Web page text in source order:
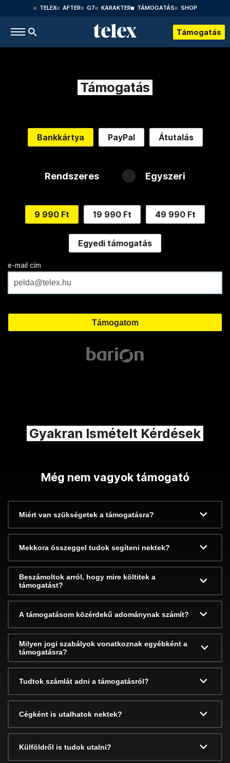
TELEX AFTER G7 KARAKTER TÁMOGATÁS SHOP
Támogatás
Támogatás
Bankkártya PayPal Átutalás
Rendszeres Egyszeri
9 990 Ft 19 990 Ft 49 990 Ft
Egyedi támogatás
e-mail cím
Gyakran Ismételt Kérdések
Még nem vagyok támogató
Miért van szükségetek a támogatásra?
Mekkora összeggel tudok segíteni nektek?
Beszámoltok arról, hogy mire költitek a
támogatást?
A támogatásom közérdekű adománynak számít?
Milyen jogi szabályok vonatkoznak egyébként a
támogatásra?
Tudtok számlát adni a támogatásról?
Cégként is utalhatok nektek?
Külföldről is tudok utalni?